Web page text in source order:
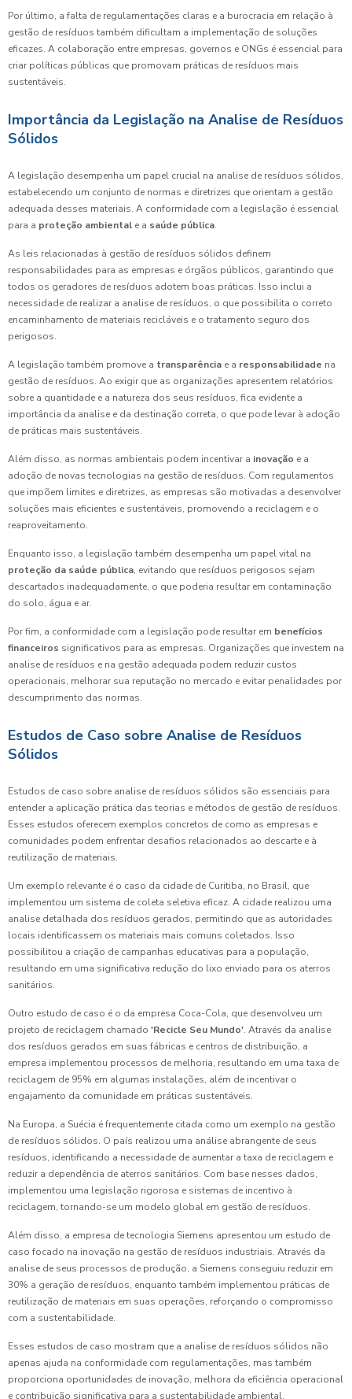
Por último, a falta de regulamentações claras e a burocracia em relação à
gestão de resíduos também dificultam a implementação de soluções
eficazes. A colaboração entre empresas, governos e ONGs é essencial para
criar políticas públicas que promovam práticas de resíduos mais
sustentáveis.
Importância da Legislação na Analise de Resíduos
Sólidos
A legislação desempenha um papel crucial na analise de resíduos sólidos,
estabelecendo um conjunto de normas e diretrizes que orientam a gestão
adequada desses materiais. A conformidade com a legislação é essencial
para a proteção ambiental e a saúde pública.
As leis relacionadas à gestão de resíduos sólidos definem
responsabilidades para as empresas e órgãos públicos, garantindo que
todos os geradores de resíduos adotem boas práticas. Isso inclui a
necessidade de realizar a analise de resíduos, o que possibilita o correto
encaminhamento de materiais recicláveis e o tratamento seguro dos
perigosos.
A legislação também promove a transparência e a responsabilidade na
gestão de resíduos. Ao exigir que as organizações apresentem relatórios
sobre a quantidade e a natureza dos seus resíduos, fica evidente a
importância da analise e da destinação correta, o que pode levar à adoção
de práticas mais sustentáveis.
Além disso, as normas ambientais podem incentivar a inovação e a
adoção de novas tecnologias na gestão de resíduos. Com regulamentos
que impõem limites e diretrizes, as empresas são motivadas a desenvolver
soluções mais eficientes e sustentáveis, promovendo a reciclagem e o
reaproveitamento.
Enquanto isso, a legislação também desempenha um papel vital na
proteção da saúde pública, evitando que resíduos perigosos sejam
descartados inadequadamente, o que poderia resultar em contaminação
do solo, água e ar.
Por fim, a conformidade com a legislação pode resultar em benefícios
financeiros significativos para as empresas. Organizações que investem na
analise de resíduos e na gestão adequada podem reduzir custos
operacionais, melhorar sua reputação no mercado e evitar penalidades por
descumprimento das normas.
Estudos de Caso sobre Analise de Resíduos
Sólidos
Estudos de caso sobre analise de resíduos sólidos são essenciais para
entender a aplicação prática das teorias e métodos de gestão de resíduos.
Esses estudos oferecem exemplos concretos de como as empresas e
comunidades podem enfrentar desafios relacionados ao descarte e à
reutilização de materiais.
Um exemplo relevante é o caso da cidade de Curitiba, no Brasil, que
implementou um sistema de coleta seletiva eficaz. A cidade realizou uma
analise detalhada dos resíduos gerados, permitindo que as autoridades
locais identificassem os materiais mais comuns coletados. Isso
possibilitou a criação de campanhas educativas para a população,
resultando em uma significativa redução do lixo enviado para os aterros
sanitários.
Outro estudo de caso é o da empresa Coca-Cola, que desenvolveu um
projeto de reciclagem chamado 'Recicle Seu Mundo'. Através da analise
dos resíduos gerados em suas fábricas e centros de distribuição, a
empresa implementou processos de melhoria, resultando em uma taxa de
reciclagem de 95% em algumas instalações, além de incentivar o
engajamento da comunidade em práticas sustentáveis.
Na Europa, a Suécia é frequentemente citada como um exemplo na gestão
de resíduos sólidos. O país realizou uma análise abrangente de seus
resíduos, identificando a necessidade de aumentar a taxa de reciclagem e
reduzir a dependência de aterros sanitários. Com base nesses dados,
implementou uma legislação rigorosa e sistemas de incentivo à
reciclagem, tornando-se um modelo global em gestão de resíduos.
Além disso, a empresa de tecnologia Siemens apresentou um estudo de
caso focado na inovação na gestão de resíduos industriais. Através da
analise de seus processos de produção, a Siemens conseguiu reduzir em
30% a geração de resíduos, enquanto também implementou práticas de
reutilização de materiais em suas operações, reforçando o compromisso
com a sustentabilidade.
Esses estudos de caso mostram que a analise de resíduos sólidos não
apenas ajuda na conformidade com regulamentações, mas também
proporciona oportunidades de inovação, melhora da eficiência operacional
e contribuição significativa para a sustentabilidade ambiental.